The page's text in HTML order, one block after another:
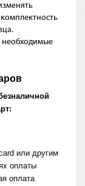
необходимые
или другим
оплаты
оплата